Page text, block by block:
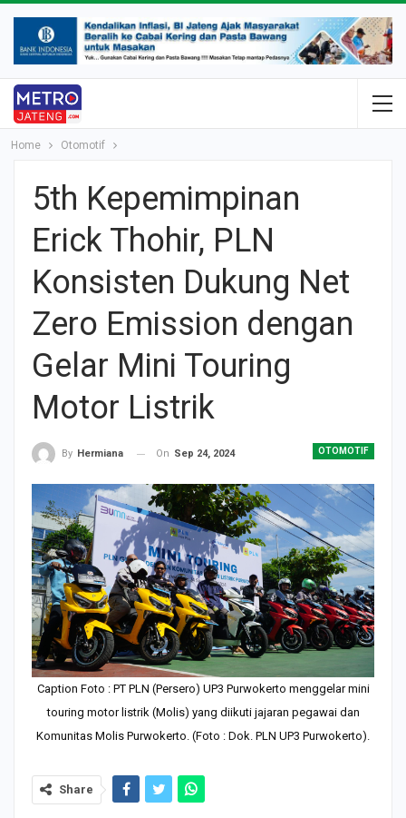
Home Otomotif
5th Kepemimpinan
Erick Thohir, PLN
Konsisten Dukung Net
Zero Emission dengan
Gelar Mini Touring
Motor Listrik
OTOMOTIF
By Hermiana On Sep 24, 2024
Caption Foto : PT PLN (Persero) UP3 Purwokerto menggelar mini
touring motor listrik (Molis) yang diikuti jajaran pegawai dan
Komunitas Molis Purwokerto. (Foto : Dok. PLN UP3 Purwokerto).
Share